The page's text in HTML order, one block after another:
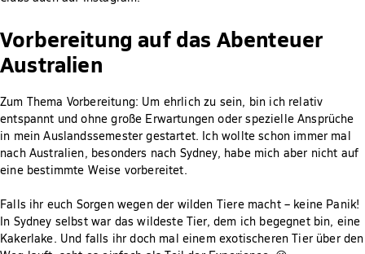
Vorbereitung auf das Abenteuer
Australien
Zum Thema Vorbereitung: Um ehrlich zu sein, bin ich relativ
entspannt und ohne große Erwartungen oder spezielle Ansprüche
in mein Auslandssemester gestartet. Ich wollte schon immer mal
nach Australien, besonders nach Sydney, habe mich aber nicht auf
eine bestimmte Weise vorbereitet.
Falls ihr euch Sorgen wegen der wilden Tiere macht – keine Panik!
In Sydney selbst war das wildeste Tier, dem ich begegnet bin, eine
Kakerlake. Und falls ihr doch mal einem exotischeren Tier über den